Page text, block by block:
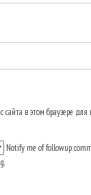
сайта в этом браузере
Notify me of followup